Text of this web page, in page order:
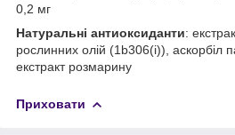
0,2 мг
Натуральні антиоксиданти:
рослинних олій (1b306(i)), аскорбіл
екстракт розмарину
Приховати